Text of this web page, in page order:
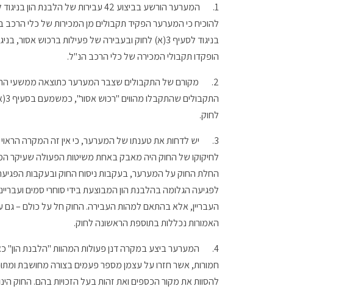
1.
להוכיח כי המערער הפקיד תקבולים מן המכירות של כלי
הופקדו תקבולי המכירה של כלי הרכב הנ"ל.
2.
לחוק.
3.
יש לדחות את טענתו של המערער, כי אין זה המקרה הראוי
לחיקוקו של החוק היה מאבק באחת משיטות הפעולה שעיקר
לפגיעה הגלומה בהלבנת הון המבוצעת בידי סוחרי סמים
העבריין, אלא בהתאם למהות העבירה. החוק חל על כולם –
האמורות נכללות בתוספת הראשונה לחוק.
4.
המערער ביצע במקרה דנן פעולות המהוות "הלבנת הון"
חמורות, אשר חזרו על עצמן מספר פעמים בצורה מחושבת
להסוות את מקור הכספים ואת זהות בעל הזכויות בהם. החוק